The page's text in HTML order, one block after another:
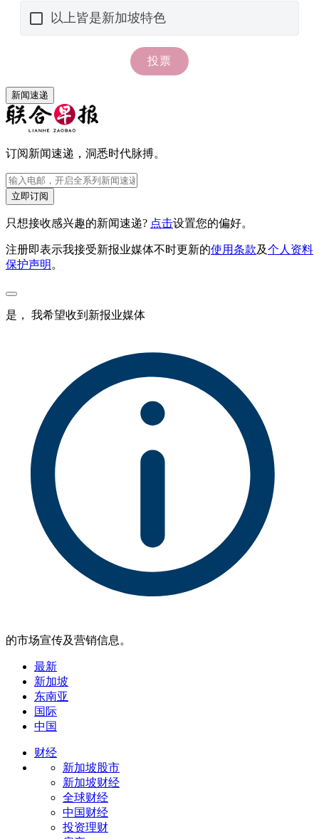
新闻速递
订阅新闻速递，洞悉时代脉搏。
立即订阅
只想接收感兴趣的新闻速递? 点击设置您的偏好。
注册即表示我接受新报业媒体不时更新的使用条款及个人资料
保护声明 。
是， 我希望收到新报业媒体
的市场宣传及营销信息。
最新
新加坡
东南亚
国际
中国
财经
新加坡股市
新加坡财经
全球财经
中国财经
投资理财